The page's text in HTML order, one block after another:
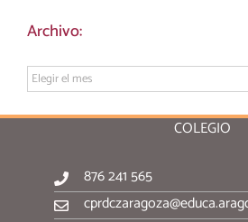
Archivo:
Archivo:
COLEGIO
876 241 565